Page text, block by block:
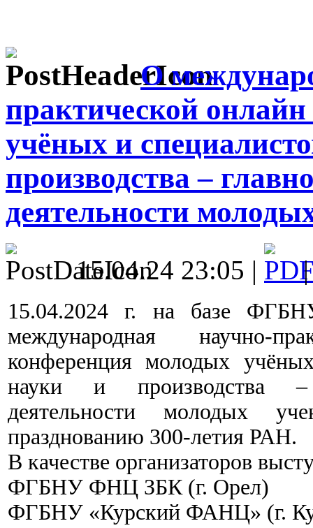
О
практической
учёных и
производства –
деятельности
15.04.24 23:05 |
15.04.2024 г. на базе
международная научно-
конференция молодых
науки и производства –
деятельности молодых
празднованию 300-летия РАН.
В качестве организаторов
ФГБНУ ФНЦ ЗБК (г. Орел)
ФГБНУ «Курский ФАНЦ» (г.